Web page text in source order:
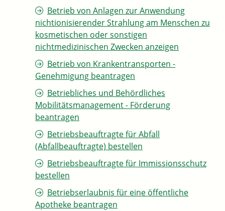
Betrieb von Anlagen zur Anwendung
nichtionisierender Strahlung am Menschen zu
kosmetischen oder sonstigen
nichtmedizinischen Zwecken anzeigen
Betrieb von Krankentransporten -
Genehmigung beantragen
Betriebliches und Behördliches
Mobilitätsmanagement - Förderung
beantragen
Betriebsbeauftragte für Abfall
(Abfallbeauftragte) bestellen
Betriebsbeauftragte für Immissionsschutz
bestellen
Betriebserlaubnis für eine öffentliche
Apotheke beantragen